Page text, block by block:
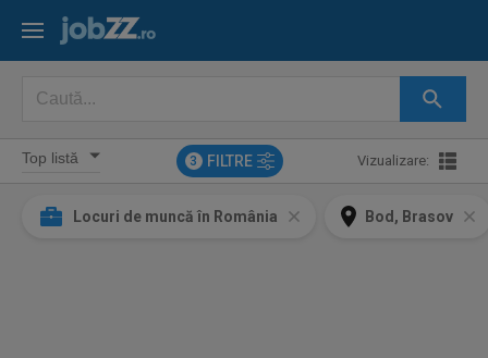
3 FILTRE Vizualizare:
Locuri de muncă în România Bod, Brasov